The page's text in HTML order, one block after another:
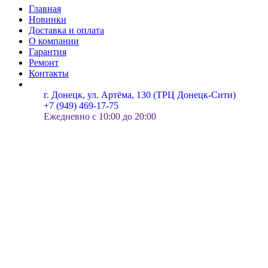
Главная
Новинки
Доставка и оплата
О компании
Гарантия
Ремонт
Контакты
г. Донецк, ул. Артёма, 130 (ТРЦ Донецк-Сити)
+7 (949) 469-17-75
Ежедневно с 10:00 до 20:00